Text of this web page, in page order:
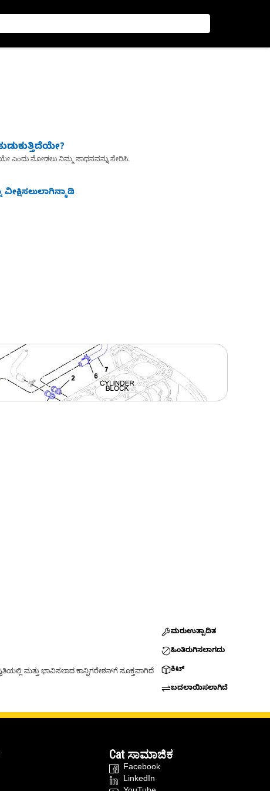
ಎಂದು ನೋಡಲು ನಿಮ್ಮ ಸಾಧನವನ್ನು ಸೇರಿಸಿ.
ಮತ್ತು ಭಾವಿಸಲಾದ ಕಾನ್ಫಿಗರೇಶನ್‌ಗೆ ಸೂಕ್ತವಾಗಿದೆ
ಮರುಉತ್ಪಾದಿತ
ಹಿಂತಿರುಗಿಸಲಾಗದು
ಕಿಟ್
ಬದಲಾಯಿಸಲಾಗಿದೆ
Cat ಸಾಮಾಜಿಕ
Facebook
LinkedIn